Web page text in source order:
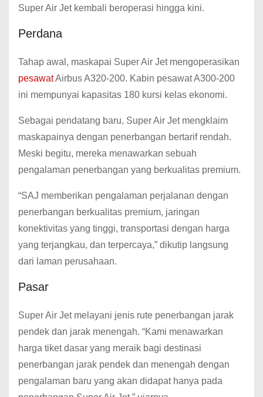
Super Air Jet kembali beroperasi hingga kini.
Perdana
Tahap awal, maskapai Super Air Jet mengoperasikan
pesawatAirbus A320-200. Kabin pesawat A300-200
ini mempunyai kapasitas 180 kursi kelas ekonomi.
Sebagai pendatang baru, Super Air Jet mengklaim
maskapainya dengan penerbangan bertarif rendah.
Meski begitu, mereka menawarkan sebuah
pengalaman penerbangan yang berkualitas premium.
“SAJ memberikan pengalaman perjalanan dengan
penerbangan berkualitas premium, jaringan
konektivitas yang tinggi, transportasi dengan harga
yang terjangkau, dan terpercaya,” dikutip langsung
dari laman perusahaan.
Pasar
Super Air Jet melayani jenis rute penerbangan jarak
pendek dan jarak menengah. “Kami menawarkan
harga tiket dasar yang meraik bagi destinasi
penerbangan jarak pendek dan menengah dengan
pengalaman baru yang akan didapat hanya pada